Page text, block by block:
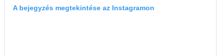
A bejegyzés megtekintése az Instagramon